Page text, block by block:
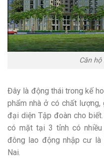
Căn
Đây là động thái trong kế
phẩm nhà ở có chất lượng,
đại diện Tập đoàn cho
có mặt tại 3 tỉnh có nhiều
đông lao động nhập cư là
Nai.